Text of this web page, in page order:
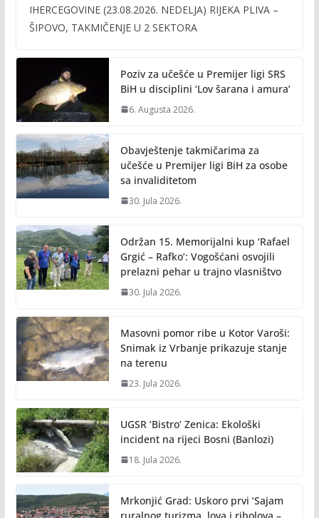
b
o
k
er l y
n
k
IHERCEGOVINE (23.08.2026. NEDELJA) RIJEKA PLIVA –
ŠIPOVO, TAKMIČENJE U 2 SEKTORA
Poziv za učešće u Premijer ligi SRS
BiH u disciplini ‘Lov šarana i amura’
6. Augusta 2026.
Obavještenje takmičarima za
učešće u Premijer ligi BiH za osobe
sa invaliditetom
30. Jula 2026.
Održan 15. Memorijalni kup ‘Rafael
Grgić – Rafko’: Vogošćani osvojili
prelazni pehar u trajno vlasništvo
30. Jula 2026.
Masovni pomor ribe u Kotor Varoši:
Snimak iz Vrbanje prikazuje stanje
na terenu
23. Jula 2026.
UGSR ‘Bistro’ Zenica: Ekološki
incident na rijeci Bosni (Banlozi)
18. Jula 2026.
Mrkonjić Grad: Uskoro prvi ‘Sajam
ruralnog turizma, lova i ribolova –